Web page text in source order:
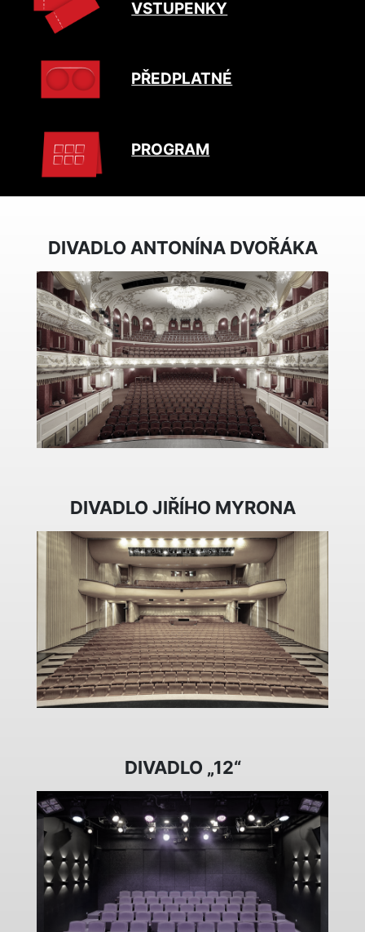
VSTUPENKY
PŘEDPLATNÉ
PROGRAM
DIVADLO ANTONÍNA DVOŘÁKA
DIVADLO JIŘÍHO MYRONA
DIVADLO „12“